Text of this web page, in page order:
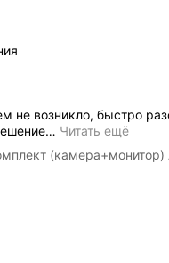
не возникло, быстро
… Читать ещё
(камера+монитор)